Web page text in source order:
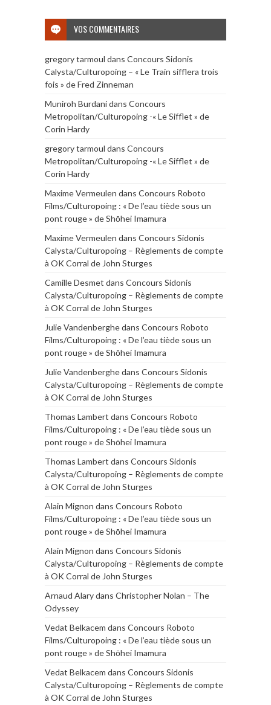
VOS COMMENTAIRES
gregory tarmoul dans Concours Sidonis
Calysta/Culturopoing – « Le Train sifflera trois
fois » de Fred Zinneman
Muniroh Burdanidans Concours
Metropolitan/Culturopoing -« Le Sifflet » de
Corin Hardy
gregory tarmoul dans Concours
Metropolitan/Culturopoing -« Le Sifflet » de
Corin Hardy
Maxime Vermeulen dans Concours Roboto
Films/Culturopoing : « De l’eau tiède sous un
pont rouge » de Shōhei Imamura
Maxime Vermeulen dans Concours Sidonis
Calysta/Culturopoing – Règlements de compte
à OK Corral de John Sturges
Camille Desmet dans Concours Sidonis
Calysta/Culturopoing – Règlements de compte
à OK Corral de John Sturges
Julie Vandenberghedans Concours Roboto
Films/Culturopoing : « De l’eau tiède sous un
pont rouge » de Shōhei Imamura
Julie Vandenberghedans Concours Sidonis
Calysta/Culturopoing – Règlements de compte
à OK Corral de John Sturges
Thomas Lambert dans Concours Roboto
Films/Culturopoing : « De l’eau tiède sous un
pont rouge » de Shōhei Imamura
Thomas Lambert dans Concours Sidonis
Calysta/Culturopoing – Règlements de compte
à OK Corral de John Sturges
Alain Mignon dans Concours Roboto
Films/Culturopoing : « De l’eau tiède sous un
pont rouge » de Shōhei Imamura
Alain Mignon dans Concours Sidonis
Calysta/Culturopoing – Règlements de compte
à OK Corral de John Sturges
Arnaud Alarydans Christopher Nolan – The
Odyssey
Vedat Belkacem dans Concours Roboto
Films/Culturopoing : « De l’eau tiède sous un
pont rouge » de Shōhei Imamura
Vedat Belkacem dans Concours Sidonis
Calysta/Culturopoing – Règlements de compte
à OK Corral de John Sturges